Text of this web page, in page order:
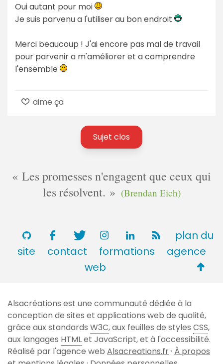
Oui autant pour moi
Je suis parvenu a l'utiliser au bon endroit
Merci beaucoup ! J'ai encore pas mal de travail
pour parvenir a m'améliorer et a comprendre
l'ensemble
aime ça
Sujet clos
Les promesses n'engagent que ceux qui
les résolvent.
(Brendan Eich)
plan du
site
contact formations
agence
web
de
page
Alsacréations est une communauté dédiée à la
conception de sites et applications web de qualité,
grâce aux standards W3C, aux feuilles de styles CSS,
aux langages HTMLet JavaScript, et à l'accessibilité.
Réalisé par l'agence web Alsacreations.fr· À propos